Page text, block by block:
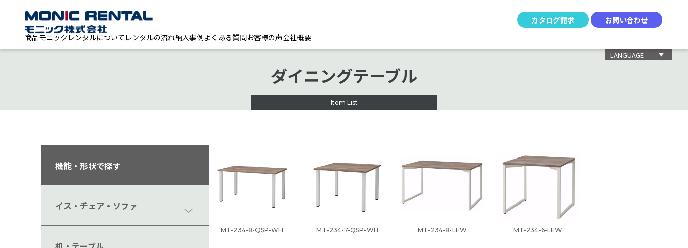
カタログ請求
お問い合わせ
商品モニックレンタルについて レンタルの流れ納入事例よくある質問お客様の声会社概要
LANGUAGE
ダイニングテーブル
Item List
機能・形状で探す
イス・チェア・ソファ
MT-234-8-QSP-WH MT-234-7-QSP-WH MT-234-8-LEW MT-234-6-LEW